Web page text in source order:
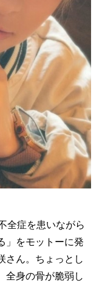
全症を患いながら
」をモットーに発
さん。ちょっとし
全身の骨が脆弱し